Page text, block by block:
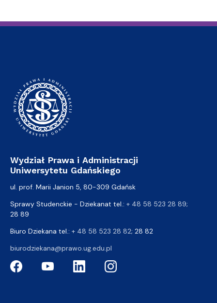
Wydział Prawa i Administracji
Uniwersytetu Gdańskiego
ul. prof. Marii Janion 5, 80-309 Gdańsk
Sprawy Studenckie - Dziekanat tel.: + 48 58 523 28 89;
28 89
Biuro Dziekana tel.: + 48 58 523 28 82; 28 82
biurodziekana@prawo.ug.edu.pl